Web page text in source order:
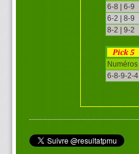
6-8 | 6-9
6-2 | 8-9
8-2 | 9-2
Numéros
6-8-9-2-4